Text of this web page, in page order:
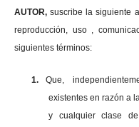
AUTOR,suscribe la siguiente
reproducción, uso ,
siguientes términos:
1.
Que,
existentes en razón a
y cualquier clase